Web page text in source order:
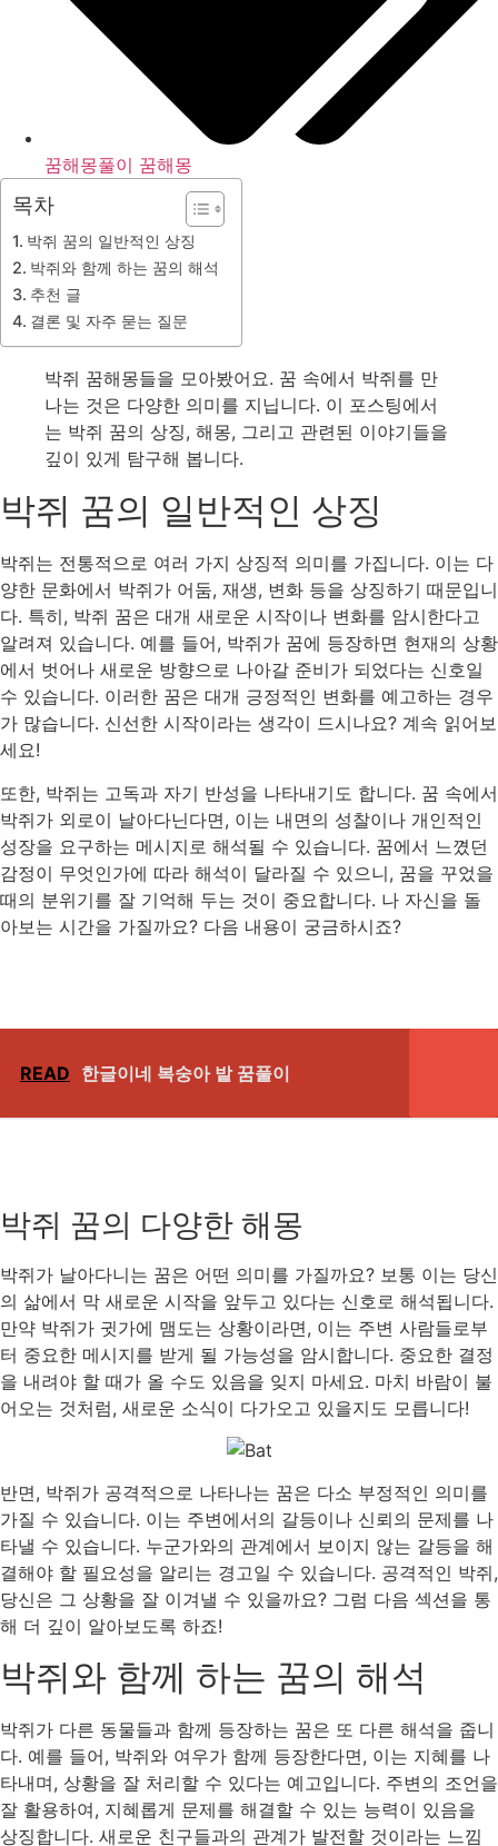
꿈해몽풀이 꿈해몽
목차
박쥐 꿈의 일반적인 상징
박쥐와 함께 하는 꿈의 해석
추천 글
결론 및 자주 묻는 질문
박쥐 꿈해몽들을 모아봤어요. 꿈 속에서 박쥐를 만
나는 것은 다양한 의미를 지닙니다. 이 포스팅에서
는 박쥐 꿈의 상징, 해몽, 그리고 관련된 이야기들을
깊이 있게 탐구해 봅니다.
박쥐 꿈의 일반적인 상징
박쥐는 전통적으로 여러 가지 상징적 의미를 가집니다. 이는 다
양한 문화에서 박쥐가 어둠, 재생, 변화 등을 상징하기 때문입니
다. 특히, 박쥐 꿈은 대개 새로운 시작이나 변화를 암시한다고
알려져 있습니다. 예를 들어, 박쥐가 꿈에 등장하면 현재의 상황
에서 벗어나 새로운 방향으로 나아갈 준비가 되었다는 신호일
수 있습니다. 이러한 꿈은 대개 긍정적인 변화를 예고하는 경우
가 많습니다. 신선한 시작이라는 생각이 드시나요? 계속 읽어보
세요!
또한, 박쥐는 고독과 자기 반성을 나타내기도 합니다. 꿈 속에서
박쥐가 외로이 날아다닌다면, 이는 내면의 성찰이나 개인적인
성장을 요구하는 메시지로 해석될 수 있습니다. 꿈에서 느꼈던
감정이 무엇인가에 따라 해석이 달라질 수 있으니, 꿈을 꾸었을
때의 분위기를 잘 기억해 두는 것이 중요합니다. 나 자신을 돌
아보는 시간을 가질까요? 다음 내용이 궁금하시죠?
READ 한글이네 복숭아 밭 꿈풀이
박쥐 꿈의 다양한 해몽
박쥐가 날아다니는 꿈은 어떤 의미를 가질까요? 보통 이는 당신
의 삶에서 막 새로운 시작을 앞두고 있다는 신호로 해석됩니다.
만약 박쥐가 귓가에 맴도는 상황이라면, 이는 주변 사람들로부
터 중요한 메시지를 받게 될 가능성을 암시합니다. 중요한 결정
을 내려야 할 때가 올 수도 있음을 잊지 마세요. 마치 바람이 불
어오는 것처럼, 새로운 소식이 다가오고 있을지도 모릅니다!
반면, 박쥐가 공격적으로 나타나는 꿈은 다소 부정적인 의미를
가질 수 있습니다. 이는 주변에서의 갈등이나 신뢰의 문제를 나
타낼 수 있습니다. 누군가와의 관계에서 보이지 않는 갈등을 해
결해야 할 필요성을 알리는 경고일 수 있습니다. 공격적인 박쥐,
당신은 그 상황을 잘 이겨낼 수 있을까요? 그럼 다음 섹션을 통
해 더 깊이 알아보도록 하죠!
박쥐와 함께 하는 꿈의 해석
박쥐가 다른 동물들과 함께 등장하는 꿈은 또 다른 해석을 줍니
다. 예를 들어, 박쥐와 여우가 함께 등장한다면, 이는 지혜를 나
타내며, 상황을 잘 처리할 수 있다는 예고입니다. 주변의 조언을
잘 활용하여, 지혜롭게 문제를 해결할 수 있는 능력이 있음을
상징합니다. 새로운 친구들과의 관계가 발전할 것이라는 느낌